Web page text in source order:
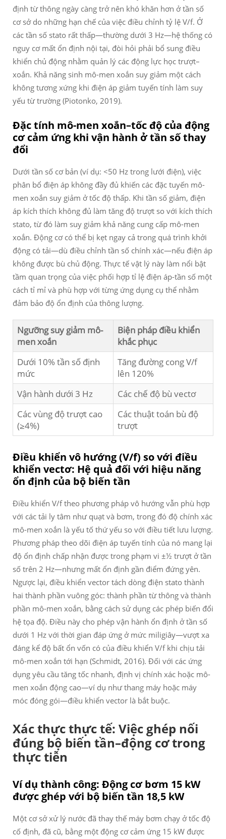
định từ thông ngày càng trở nên khó khăn hơn ở tần số
cơ sở do những hạn chế của việc điều chỉnh tỷ lệ V/f. Ở
các tần số stato rất thấp—thường dưới 3 Hz—hệ thống có
nguy cơ mất ổn định nội tại, đòi hỏi phải bổ sung điều
khiển chủ động nhằm quản lý các động lực học trượt–
xoắn. Khả năng sinh mô-men xoắn suy giảm một cách
không tương xứng khi điện áp giảm tuyến tính làm suy
yếu từ trường (Piotonko, 2019).
Đặc tính mô-men xoắn–tốc độ của động
cơ cảm ứng khi vận hành ở tần số thay
đổi
Dưới tần số cơ bản (ví dụ: <50 Hz trong lưới điện), việc
phân bổ điện áp không đầy đủ khiến các đặc tuyến mô-
men xoắn suy giảm ở tốc độ thấp. Khi tần số giảm, điện
áp kích thích không đủ làm tăng độ trượt so với kích thích
stato, từ đó làm suy giảm khả năng cung cấp mô-men
xoắn. Động cơ có thể bị kẹt ngay cả trong quá trình khởi
động có tải—dù điều chỉnh tần số chính xác—nếu điện áp
không được bù chủ động. Thực tế vật lý này làm nổi bật
tầm quan trọng của việc phối hợp tỉ lệ điện áp-tần số một
cách tỉ mỉ và phù hợp với từng ứng dụng cụ thể nhằm
đảm bảo độ ổn định của thông lượng.
Ngưỡng suy giảm mô-
men xoắn
Biện pháp điều khiển
khắc phục
Dưới 10% tần số định
mức
Tăng đường cong V/f
lên 120%
Vận hành dưới 3 Hz
Các chế độ bù vectơ
Các vùng độ trượt cao
(≥4%)
Các thuật toán bù độ
trượt
Điều khiển vô hướng (V/f) so với điều
khiển vectơ: Hệ quả đối với hiệu năng
ổn định của bộ biến tần
Điều khiển V/f theo phương pháp vô hướng vẫn phù hợp
với các tải ly tâm như quạt và bơm, trong đó độ chính xác
mô-men xoắn là yếu tố thứ yếu so với điều tiết lưu lượng.
Phương pháp theo dõi điện áp tuyến tính của nó mang lại
độ ổn định chấp nhận được trong phạm vi ±½ trượt ở tần
số trên 2 Hz—nhưng mất ổn định gần điểm đứng yên.
Ngược lại, điều khiển vector tách dòng điện stato thành
hai thành phần vuông góc: thành phần từ thông và thành
phần mô-men xoắn, bằng cách sử dụng các phép biến đổi
hệ tọa độ. Điều này cho phép vận hành ổn định ở tần số
dưới 1 Hz với thời gian đáp ứng ở mức miligiây—vượt xa
đáng kể độ bất ổn vốn có của điều khiển V/f khi chịu tải
mô-men xoắn tới hạn (Schmidt, 2016). Đối với các ứng
dụng yêu cầu tăng tốc nhanh, định vị chính xác hoặc mô-
men xoắn động cao—ví dụ như thang máy hoặc máy
móc đóng gói—điều khiển vector là bắt buộc.
Xác thực thực tế: Việc ghép nối
đúng bộ biến tần–động cơ trong
thực tiễn
Ví dụ thành công: Động cơ bơm 15 kW
được ghép với bộ biến tần 18,5 kW
Một cơ sở xử lý nước đã thay thế máy bơm chạy ở tốc độ
cố định, đã cũ, bằng một động cơ cảm ứng 15 kW được